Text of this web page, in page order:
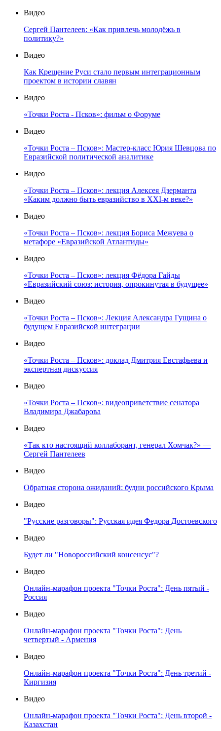
Видео
Сергей Пантелеев: «Как привлечь молодёжь в
политику?»
Видео
Как Крещение Руси стало первым интеграционным
проектом в истории славян
Видео
«Точки Роста - Псков»: фильм о Форуме
Видео
«Точки Роста – Псков»: Мастер-класс Юрия Шевцова по
Евразийской политической аналитике
Видео
«Точки Роста – Псков»: лекция Алексея Дзерманта
«Каким должно быть евразийство в XXI-м веке?»
Видео
«Точки Роста – Псков»: лекция Бориса Межуева о
метафоре «Евразийской Атлантиды»
Видео
«Точки Роста – Псков»: лекция Фёдора Гайды
«Евразийский союз: история, опрокинутая в будущее»
Видео
«Точки Роста – Псков»: Лекция Александра Гущина о
будущем Евразийской интеграции
Видео
«Точки Роста – Псков»: доклад Дмитрия Евстафьева и
экспертная дискуссия
Видео
«Точки Роста – Псков»: видеоприветствие сенатора
Владимира Джабарова
Видео
«Так кто настоящий коллаборант, генерал Хомчак?» —
Сергей Пантелеев
Видео
Обратная сторона ожиданий: будни российского Крыма
Видео
"Русские разговоры": Русская идея Федора Достоевского
Видео
Будет ли "Новороссийский консенсус"?
Видео
Онлайн-марафон проекта "Точки Роста": День пятый -
Россия
Видео
Онлайн-марафон проекта "Точки Роста": День
четвертый - Армения
Видео
Онлайн-марафон проекта "Точки Роста": День третий -
Киргизия
Видео
Онлайн-марафон проекта "Точки Роста": День второй -
Казахстан